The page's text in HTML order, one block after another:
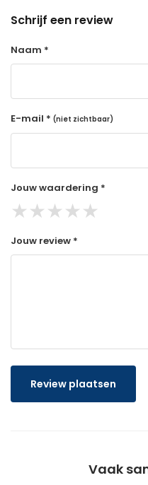
Schrijf een review
Naam *
E-mail * (niet zichtbaar)
Jouw waardering *
★★★★★
Jouw review *
Review plaatsen
Vaak